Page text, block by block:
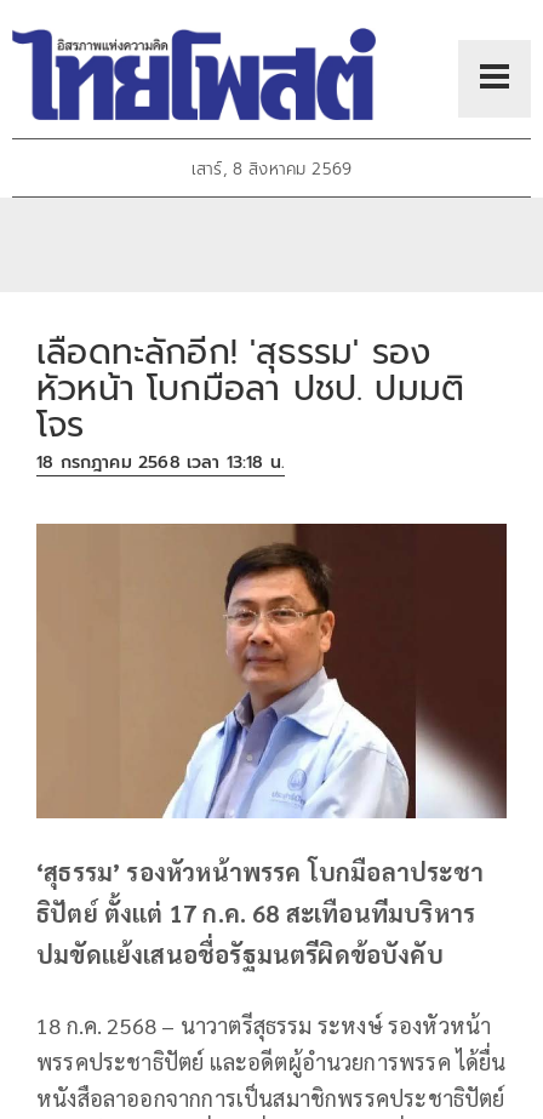
เสาร์, 8 สิงหาคม 2569
เลือดทะลักอีก! 'สุธรรม' รอง
หัวหน้า โบกมือลา ปชป. ปมมติ
โจร
18 กรกฎาคม 2568 เวลา 13:18 น.
‘สุธรรม’ รองหัวหน้าพรรค โบกมือลาประชา
ธิปัตย์ ตั้งแต่ 17 ก.ค. 68 สะเทือนทีมบริหาร
ปมขัดแย้งเสนอชื่อรัฐมนตรีผิดข้อบังคับ
18 ก.ค. 2568 – นาวาตรีสุธรรม ระหงษ์ รองหัวหน้า
พรรคประชาธิปัตย์ และอดีตผู้อำนวยการพรรค ได้ยื่น
หนังสือลาออกจากการเป็นสมาชิกพรรคประชาธิปัตย์